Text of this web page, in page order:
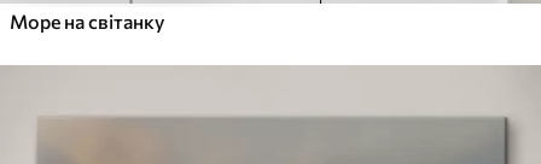
Море на світанку